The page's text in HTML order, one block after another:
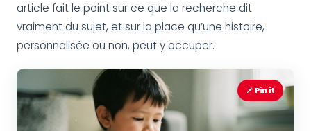
article fait le point sur ce que la recherche dit
vraiment du sujet, et sur la place qu’une histoire,
personnalisée ou non, peut y occuper.
📌 Pin it